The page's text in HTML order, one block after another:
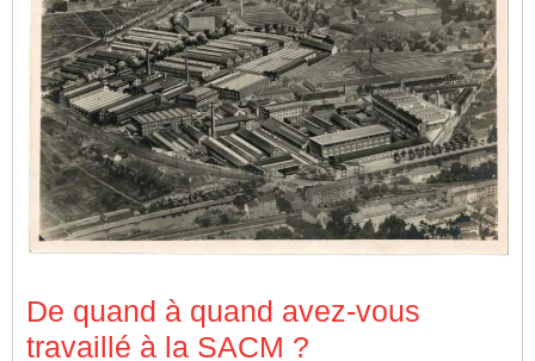
De quand à quand avez-vous
travaillé à la SACM ?